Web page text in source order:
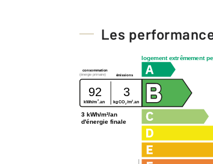
Les
logement extrêmement
consommation
émissions
(énergie primaire)
92 3
kWh/m 2 .an kg CO2/m2 .an
3 kWh/m²/an
d'énergie finale